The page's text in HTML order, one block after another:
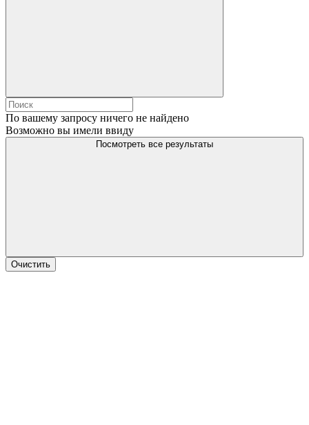
По вашему запросу ничего не найдено
Возможно вы имели ввиду
Посмотреть все результаты
Очистить